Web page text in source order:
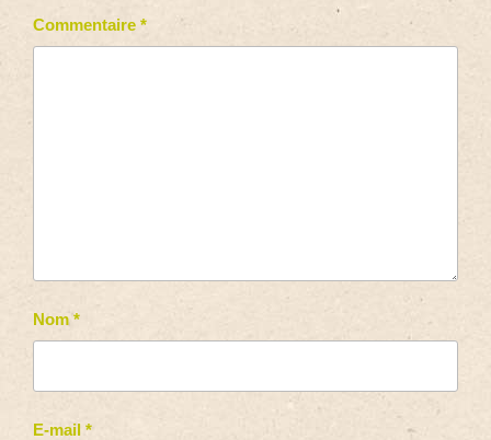
Commentaire *
Nom *
E-mail *